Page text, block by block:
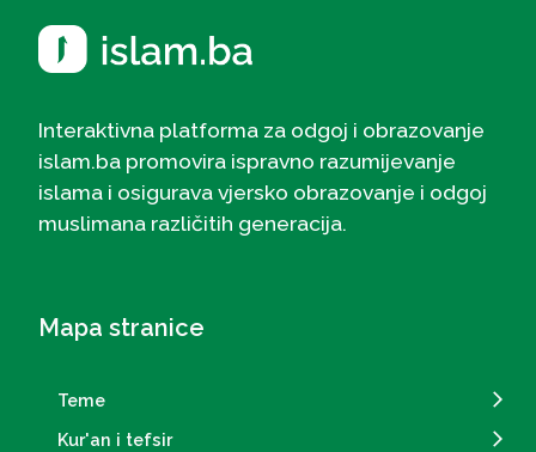
Interaktivna platforma za odgoj i obrazovanje
islam.ba promovira ispravno razumijevanje
islama i osigurava vjersko obrazovanje i odgoj
muslimana različitih generacija.
Mapa stranice
Teme
Kur'an i tefsir